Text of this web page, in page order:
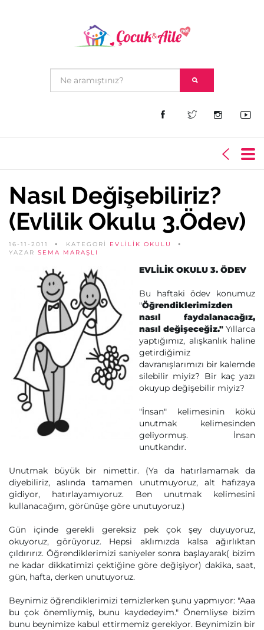
Nasıl Değişebiliriz?
(Evlilik Okulu 3.Ödev)
16-11-2011 KATEGORİ EVLILIK OKULU
YAZAR SEMA MARAŞLI
EVLİLİK OKULU 3. ÖDEV
Bu haftaki ödev konumuz
"Öğrendiklerimizden
nasıl faydalanacağız,
nasıl değişeceğiz." Yıllarca
yaptığımız, alışkanlık haline
getirdiğimiz
davranışlarımızı bir kalemde
silebilir miyiz? Bir kaç yazı
okuyup değişebilir miyiz?
"İnsan" kelimesinin kökü
unutmak kelimesinden
geliyormuş. İnsan
unutkandır.
Unutmak büyük bir nimettir. (Ya da hatırlamamak da
diyebiliriz, aslında tamamen unutmuyoruz, alt hafızaya
gidiyor, hatırlayamıyoruz. Ben unutmak kelimesini
kullanacağım, görünüşe göre unutuyoruz.)
Gün içinde gerekli gereksiz pek çok şey duyuyoruz,
okuyoruz, görüyoruz. Hepsi aklımızda kalsa ağırlıktan
çıldırırız. Öğrendiklerimizi saniyeler sonra başlayarak( bizim
ne kadar dikkatimizi çektiğine göre değişiyor) dakika, saat,
gün, hafta, derken unutuyoruz.
Beynimiz öğrendiklerimizi temizlerken şunu yapmıyor: "Aaa
bu çok önemliymiş, bunu kaydedeyim." Önemliyse bizim
bunu beynimize kabul ettirmemiz gerekiyor. Beynimizin bir